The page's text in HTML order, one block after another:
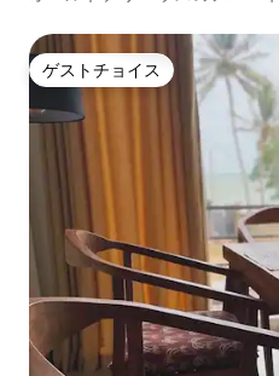
ゲストチョイス
ゲストチョイス